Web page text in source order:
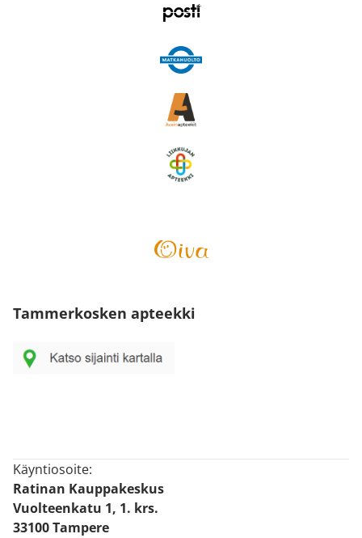
Tammerkosken apteekki
Käyntiosoite:
Ratinan Kauppakeskus
Vuolteenkatu 1, 1. krs.
33100 Tampere